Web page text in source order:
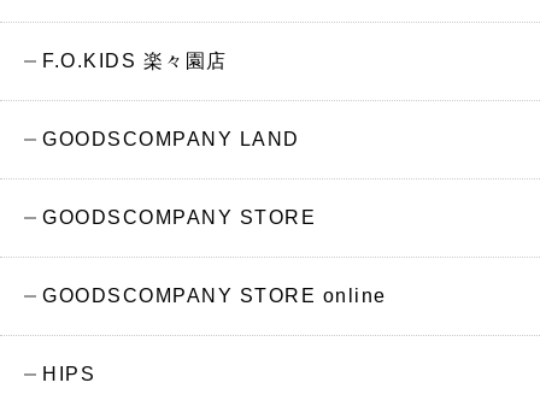
F.O.KIDS 楽々園店
GOODSCOMPANY LAND
GOODSCOMPANY STORE
GOODSCOMPANY STORE online
HIPS